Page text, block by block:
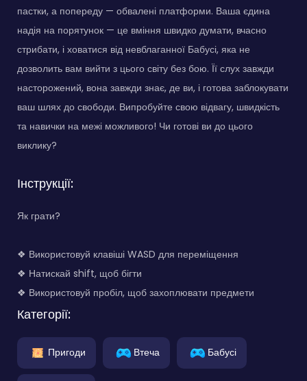
пастки, а попереду — обвалені платформи. Ваша єдина
надія на порятунок — це вміння швидко думати, вчасно
стрибати, і ховатися від невблаганної Бабусі, яка не
дозволить вам вийти з цього світу без бою. Її слух завжди
насторожений, вона завжди знає, де ви, і готова заблокувати
ваш шлях до свободи. Випробуйте свою відвагу, швидкість
та навички на межі можливого! Чи готові ви до цього
виклику?
Інструкції:
Як грати?
❖ Використовуй клавіші WASD для переміщення
❖ Натискай shift, щоб бігти
❖ Використовуй пробіл, щоб захоплювати предмети
Категорії:
Пригоди Втеча Бабусі